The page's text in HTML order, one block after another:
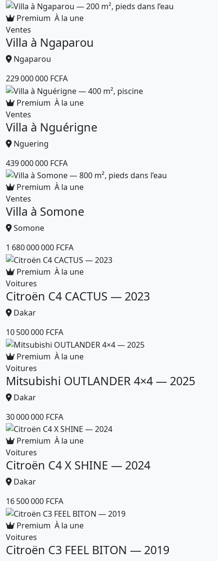
Premium À la une
Ventes
Villa à Ngaparou
Ngaparou
229 000 000 FCFA
Premium À la une
Ventes
Villa à Nguérigne
Nguering
439 000 000 FCFA
Premium À la une
Ventes
Villa à Somone
Somone
1 680 000 000 FCFA
Premium À la une
Voitures
Citroën C4 CACTUS — 2023
Dakar
10 500 000 FCFA
Premium À la une
Voitures
Mitsubishi OUTLANDER 4×4 — 2025
Dakar
30 000 000 FCFA
Premium À la une
Voitures
Citroën C4 X SHINE — 2024
Dakar
16 500 000 FCFA
Premium À la une
Voitures
Citroën C3 FEEL BITON — 2019